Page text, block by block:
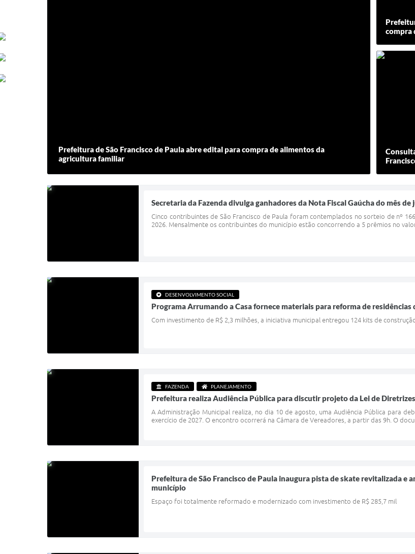
Prefeitura de São Francisco de Paula abre edital para compra de alimentos da
agricultura familiar
compra
Secretaria da Fazenda divulga ganhadores da Nota Fiscal Gaúcha do mês de
Cinco contribuintes de São Francisco de Paula foram contemplados no sorteio de nº
2026. Mensalmente os contribuintes do município estão concorrendo a 5 prêmios no
DESENVOLVIMENTO SOCIAL
Programa Arrumando a Casa fornece materiais para reforma de
Com investimento de R$ 2,3 milhões, a iniciativa municipal entregou 124 kits de
FAZENDA PLANEJAMENTO
Prefeitura realiza Audiência Pública para discutir projeto da Lei de
A Administração Municipal realiza, no dia 10 de agosto, uma Audiência Pública para
exercício de 2027. O encontro ocorrerá na Câmara de Vereadores, a partir das 9h. O
Prefeitura de São Francisco de Paula inaugura pista de skate revitalizada e
município
Espaço foi totalmente reformado e modernizado com investimento de R$ 285,7 mil